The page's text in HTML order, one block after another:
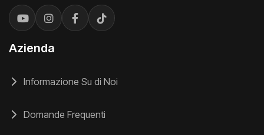
Azienda
Informazione Su di Noi
Domande Frequenti